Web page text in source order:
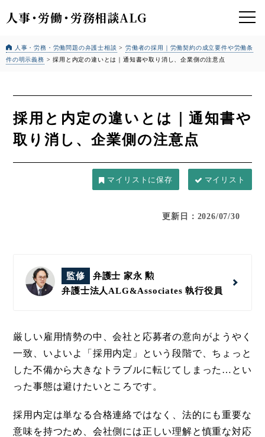
人事・労働・労務相談ALG
人事・労務・労働問題の弁護士相談 >労働者の採用｜労働契約の成立要件や労働条
件の明示義務 >採用と内定の違いとは｜通知書や取り消し、企業側の注意点
採用と内定の違いとは｜通知書や
取り消し、企業側の注意点
マイリスト
更新日：2026/07/30
監修
弁護士 家永 勲
弁護士法人ALG&Associates執行役員
厳しい雇用情勢の中、会社と応募者の意向がようやく
一致、いよいよ「採用内定」という段階で、ちょっと
した不備から大きなトラブルに転じてしまった…とい
った事態は避けたいところです。
採用内定は単なる合格連絡ではなく、法的にも重要な
意味を持つため、会社側には正しい理解と慎重な対応